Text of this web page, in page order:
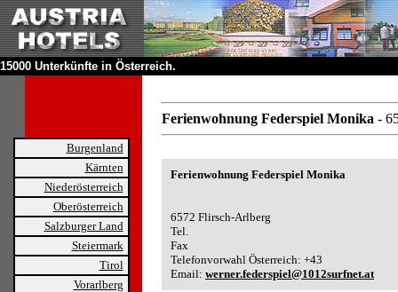
15000 Unterkünfte in Österreich.
Burgenland
Kärnten
Niederösterreich
Oberösterreich
Salzburger Land
Steiermark
Tirol
Vorarlberg
Ferienwohnung Federspiel Monika -
Ferienwohnung Federspiel Monika
6572 Flirsch-Arlberg
Tel.
Fax
Telefonvorwahl Österreich: +43
Email: werner.federspiel@1012surfnet.at